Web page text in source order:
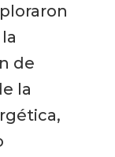
de
la